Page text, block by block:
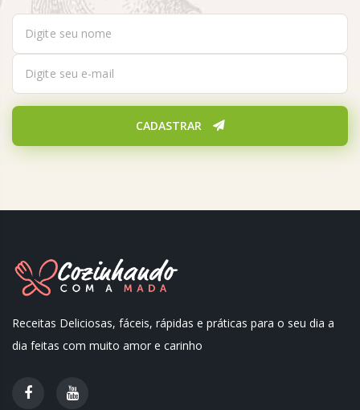
CADASTRAR
Receitas Deliciosas, fáceis, rápidas e práticas para o seu dia a
dia feitas com muito amor e carinho